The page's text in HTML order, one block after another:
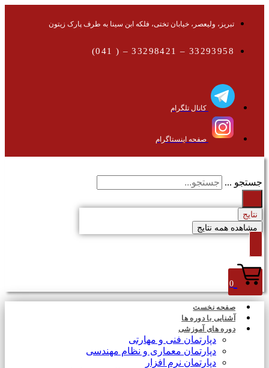
تبریز، ولیعصر، خیابان تختی، فلکه ابن سینا به طرف پارک زیتون
33293958 – 33298421 – ( 041)
کانال تلگرام
صفحه اینستاگرام
جستجو ...
نتایج
مشاهده همه نتایج
0
صفحه نخست
آشنایی با دوره ها
دوره های آموزشی
دپارتمان فنی و مهارتی
دپارتمان معماری و نظام مهندسی
دپارتمان نرم افزار